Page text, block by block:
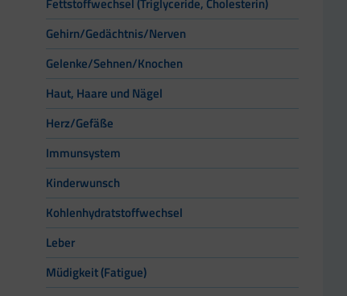
Fettstoffwechsel (Triglyceride, Cholesterin)
Gehirn/Gedächtnis/Nerven
Gelenke/Sehnen/Knochen
Haut, Haare und Nägel
Herz/Gefäße
Immunsystem
Kinderwunsch
Kohlenhydratstoffwechsel
Leber
Müdigkeit (Fatigue)